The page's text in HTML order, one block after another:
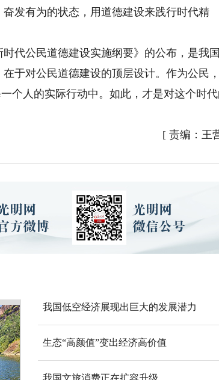
发有为的状态，用道德建设来践行时代精
公民道德建设实施纲要》的公布，是我国
于对公民道德建设的顶层设计。作为公民，
个人的实际行动中。如此，才是对这个时
[ 责编：王
我国低空经济展现出巨大的发展潜力
生态“高颜值”变出经济高价值
我国文旅消费正在扩容升级